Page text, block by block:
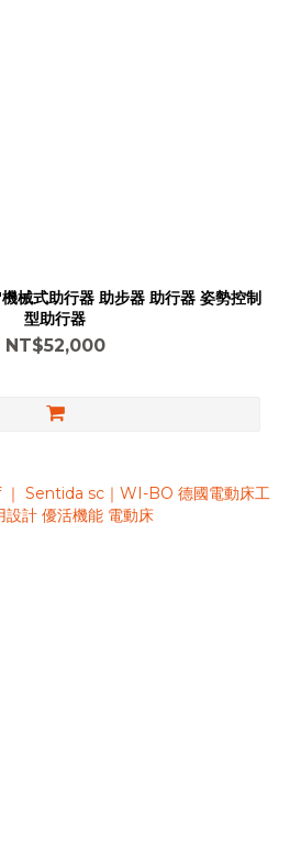
械式助行器 助步器 助行器 姿勢控制
型助行器
NT$52,000